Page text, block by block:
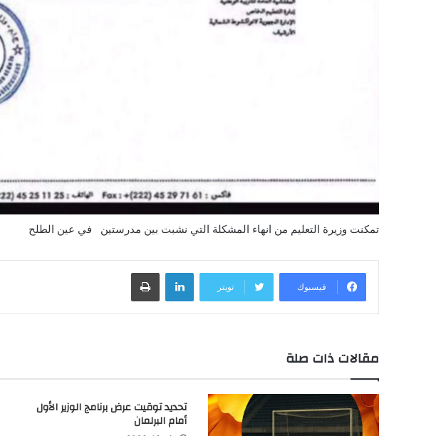
تمكنت وزيرة التعليم من انهاء المشكلة التي نشبت بين مدرستين في عين الطلح
فيسبوك تويتر
لينكدإن
مقالات ذات صلة
تحديد توقيت عرض برنامج الوزير الأول
أمام البرلمان